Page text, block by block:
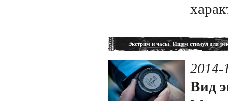
Экстрим и часы. Ищем стимул для
2014-
Вид